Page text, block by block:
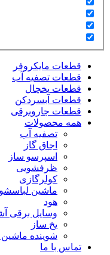
قطعات مایکروفر
قطعات تصفیه آب
قطعات یخچال
قطعات آبسردکن
قطعات جاروبرقی
همه محصولات
تصفیه آب
اجاق گاز
اسپرسو ساز
ظرفشویی
کولرگازی
ماشین
هود
وسایل برقی
یخ ساز
شوینده
تماس با ما